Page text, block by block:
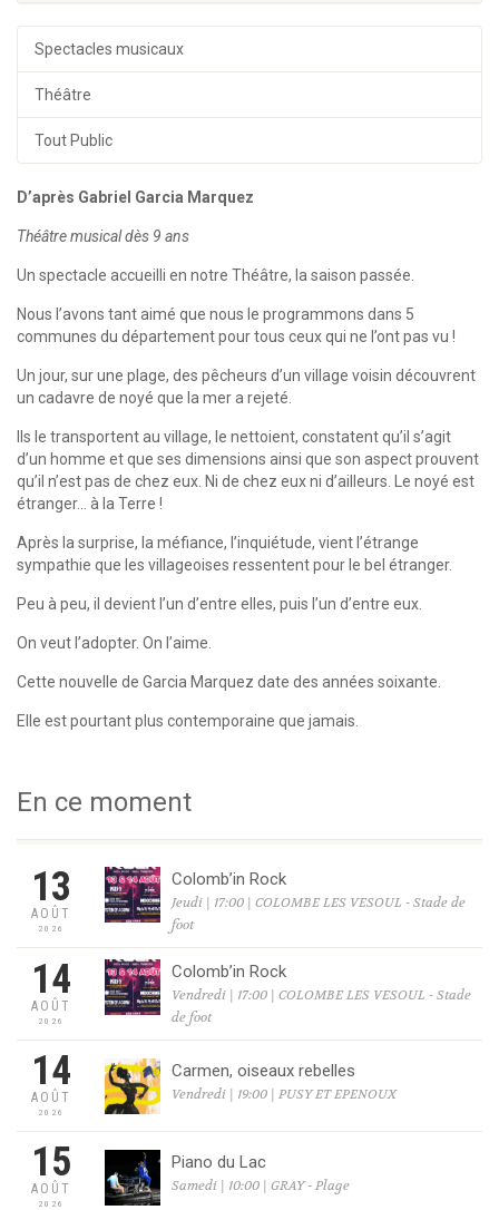
Spectacles musicaux
Théâtre
Tout Public
D’après Gabriel Garcia Marquez
Théâtre musical dès 9 ans
Un spectacle accueilli en notre Théâtre, la saison passée.
Nous l’avons tant aimé que nous le programmons dans 5
communes du département pour tous ceux qui ne l’ont pas vu !
Un jour, sur une plage, des pêcheurs d’un village voisin découvrent
un cadavre de noyé que la mer a rejeté.
Ils le transportent au village, le nettoient, constatent qu’il s’agit
d’un homme et que ses dimensions ainsi que son aspect prouvent
qu’il n’est pas de chez eux. Ni de chez eux ni d’ailleurs. Le noyé est
étranger… à la Terre !
Après la surprise, la méfiance, l’inquiétude, vient l’étrange
sympathie que les villageoises ressentent pour le bel étranger.
Peu à peu, il devient l’un d’entre elles, puis l’un d’entre eux.
On veut l’adopter. On l’aime.
Cette nouvelle de Garcia Marquez date des années soixante.
Elle est pourtant plus contemporaine que jamais.
En ce moment
13
AOÛT
2026
Colomb’in Rock
Jeudi | 17:00 | COLOMBE LES VESOUL - Stade de
foot
14
AOÛT
2026
Colomb’in Rock
Vendredi | 17:00 | COLOMBE LES VESOUL - Stade
de foot
14
AOÛT
2026
Carmen, oiseaux rebelles
Vendredi | 19:00 | PUSY ET EPENOUX
15
AOÛT
2026
Piano du Lac
Samedi | 10:00 | GRAY - Plage